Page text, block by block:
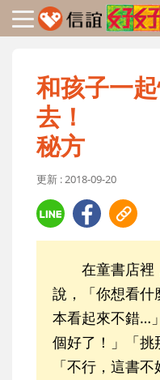
和孩子一
去！ ～
秘方
更新 : 2018-09-20
在童書店裡
說，「你想看
本看起來不錯…
個好了！」「挑
「不行，這書